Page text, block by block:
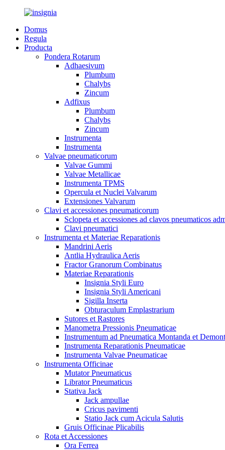
Domus
Regula
Producta
Pondera Rotarum
Adhaesivum
Plumbum
Chalybs
Zincum
Adfixus
Plumbum
Chalybs
Zincum
Instrumenta
Instrumenta
Valvae pneumaticorum
Valvae Gummi
Valvae Metallicae
Instrumenta TPMS
Opercula et Nuclei Valvarum
Extensiones Valvarum
Clavi et accessiones pneumaticorum
Sclopeta et accessiones ad clavos pneumaticos
Clavi pneumatici
Instrumenta et Materiae Reparationis
Mandrini Aeris
Antlia Hydraulica Aeris
Fractor Granorum Combinatus
Materiae Reparationis
Insignia Styli Euro
Insignia Styli Americani
Sigilla Inserta
Obturaculum Emplastrarium
Sutores et Rastores
Manometra Pressionis Pneumaticae
Instrumentum ad Pneumatica Montanda et
Instrumenta Reparationis Pneumaticae
Instrumenta Valvae Pneumaticae
Instrumenta Officinae
Mutator Pneumaticus
Librator Pneumaticus
Stativa Jack
Jack ampullae
Cricus pavimenti
Statio Jack cum Acicula Salutis
Gruis Officinae Plicabilis
Rota et Accessiones
Ora Ferrea